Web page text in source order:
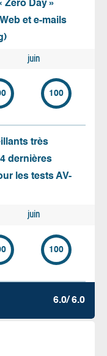
Zero Day »
et e-mails
juin
100
très
dernières
les tests AV-
juin
100
6.0/ 6.0